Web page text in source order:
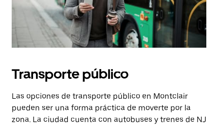
Transporte público
Las opciones de transporte público en Montclair
pueden ser una forma práctica de moverte por la
zona. La ciudad cuenta con autobuses y trenes de NJ